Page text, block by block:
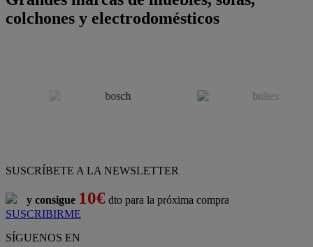
colchones y electrodomésticos
SUSCRÍBETE A LA NEWSLETTER
y consigue 10€ dto para la próxima compra
SUSCRIBIRME
SÍGUENOS EN